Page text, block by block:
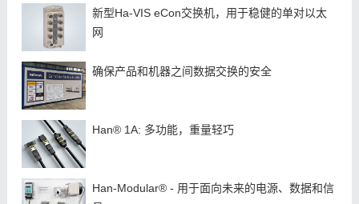
新型Ha-VIS eCon交换机，用于稳健的单对以太
网
确保产品和机器之间数据交换的安全
Han® 1A: 多功能，重量轻巧
Han-Modular® - 用于面向未来的电源、数据和信